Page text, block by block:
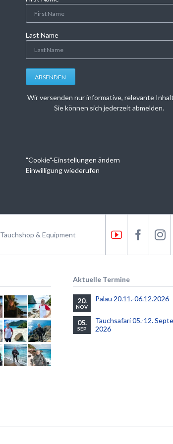
Last Name
ABSENDEN
Wir versenden nur informative, relevante
Sie können sich jederzeit abmelden.
"Cookie"-Einstellungen ändern
Einwilligung wiederufen
Tauchshop & Equipment
Aktuelle Termine
20.
NOV
Palau 20.11.-06.12.2026
05.
SEP
Tauchsafari 05.-12.
2026